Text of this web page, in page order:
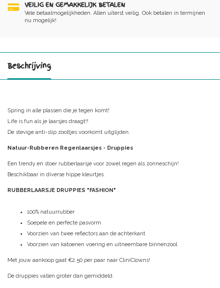
VEILIG EN GEMAKKELIJK BETALEN
Vele betaalmogelijkheden. Allen uiterst veilig. Ook betalen in termijnen
nu mogelijk!
Beschrijving
Spring in alle plassen die je tegen komt!
Life is fun als je laarsjes draagt!!
De stevige anti-slip zooltjes voorkomt uitglijden.
Natuur-Rubberen Regenlaarsjes - Druppies
Een trendy en stoer rubberlaarsje voor zowel regen als zonneschijn!
Beschikbaar in diverse hippe kleurtjes.
RUBBERLAARSJE DRUPPIES "FASHION"
100% natuurrubber
Soepele en perfecte pasvorm
Voorzien van twee reflectors aan de achterkant
Voorzien van katoenen voering en uitneembare binnenzool
Met jouw aankoop gaat €2.50 per paar naar CliniClowns!
De druppies vallen groter dan gemiddeld.